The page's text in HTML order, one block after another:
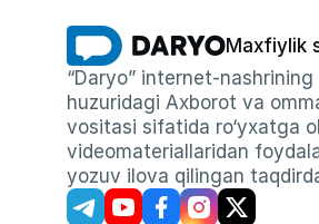
Maxfiylik
“Daryo” internet-
huzuridagi Axborot va
vositasi sifatida ro‘yxatga
videomateriallaridan
yozuv ilova qilingan taqdirda